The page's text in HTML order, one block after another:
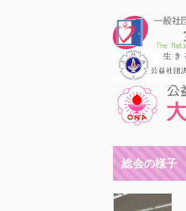
総会の様子